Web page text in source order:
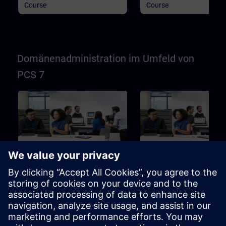
Course Course
Domänenadministration im Umfeld von
PCS 7
40h
Einsatz eines Active
Directory (Domäne) im PCS
7 / WinCC-Umfeld (Präsenz-
Training)
Einsatz eines Active
Directory (Domäne) im
7 / WinCC-Umfeld
Training)